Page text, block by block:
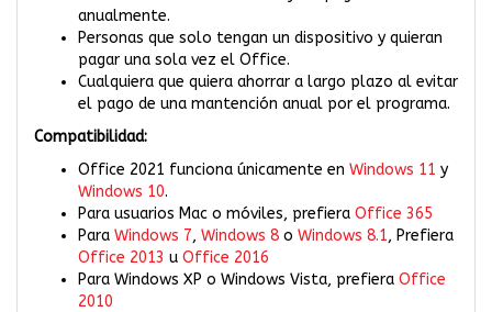
anualmente.
Personas que solo tengan un dispositivo y quieran
pagar una sola vez el Office.
Cualquiera que quiera ahorrar a largo plazo al evitar
el pago de una mantención anual por el programa.
Compatibilidad:
Office 2021 funciona únicamente en Windows 11 y
Windows 10.
Para usuarios Mac o móviles, prefiera Office 365
Para Windows 7, Windows 8 o Windows 8.1, Prefiera
Office 2013 u Office 2016
Para Windows XP o Windows Vista, prefiera Office
2010